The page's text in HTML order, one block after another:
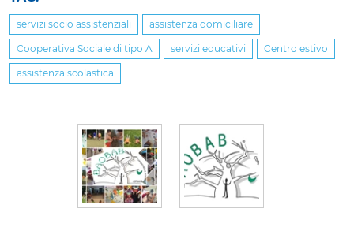
servizi socio assistenziali assistenza domiciliare
Cooperativa Sociale di tipo A servizi educativi Centro estivo
assistenza scolastica